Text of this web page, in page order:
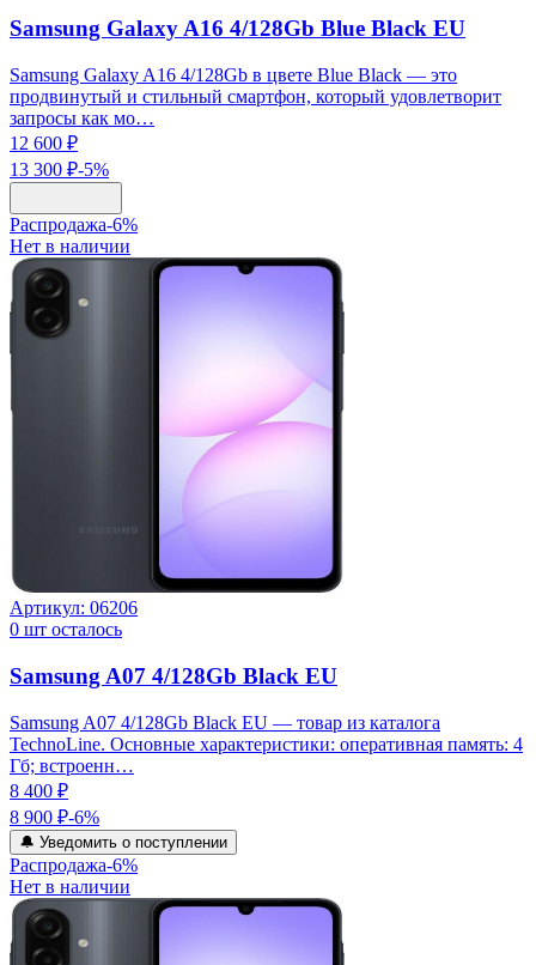
Samsung Galaxy A16 4/128Gb Blue Black EU
Samsung Galaxy A16 4/128Gb в цвете Blue Black — это
продвинутый и стильный смартфон, который удовлетворит
запросы как мо…
12 600 ₽
13 300 ₽-5%
Распродажа-6%
Нет в наличии
Артикул: 06206
0 шт осталось
Samsung A07 4/128Gb Black EU
Samsung A07 4/128Gb Black EU — товар из каталога
TechnoLine. Основные характеристики: оперативная память: 4
Гб; встроенн…
8 400 ₽
8 900 ₽-6%
🔔 Уведомить о поступлении
Распродажа-6%
Нет в наличии